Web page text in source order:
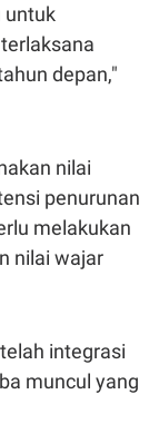
untuk
depan,"
nilai
penurunan
melakukan
nilai wajar
integrasi
muncul yang